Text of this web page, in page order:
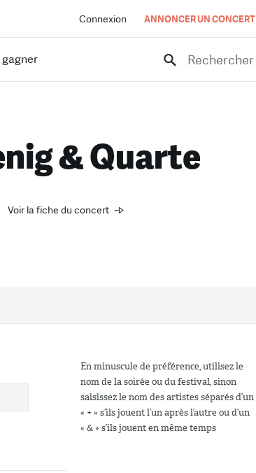
Connexion ANNONCER UN CONCERT
gagner Rechercher
& Quarte
Voir la fiche du concert
En minuscule de préférence, utilisez le
nom de la soirée ou du festival, sinon
saisissez le nom des artistes séparés d’un
« + » s’ils jouent l’un après l’autre ou d’un
« & » s’ils jouent en même temps